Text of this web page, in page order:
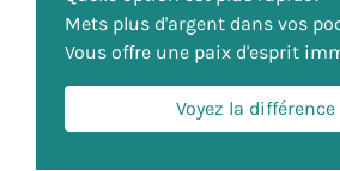
Mets plus d'argent dans vos
Vous offre une paix d'esprit
Voyez la